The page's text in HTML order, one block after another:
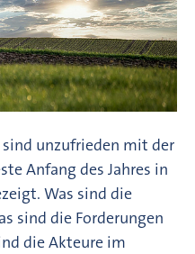
sind unzufrieden mit der
Anfang des Jahres in
Was sind die
sind die Forderungen
die Akteure im